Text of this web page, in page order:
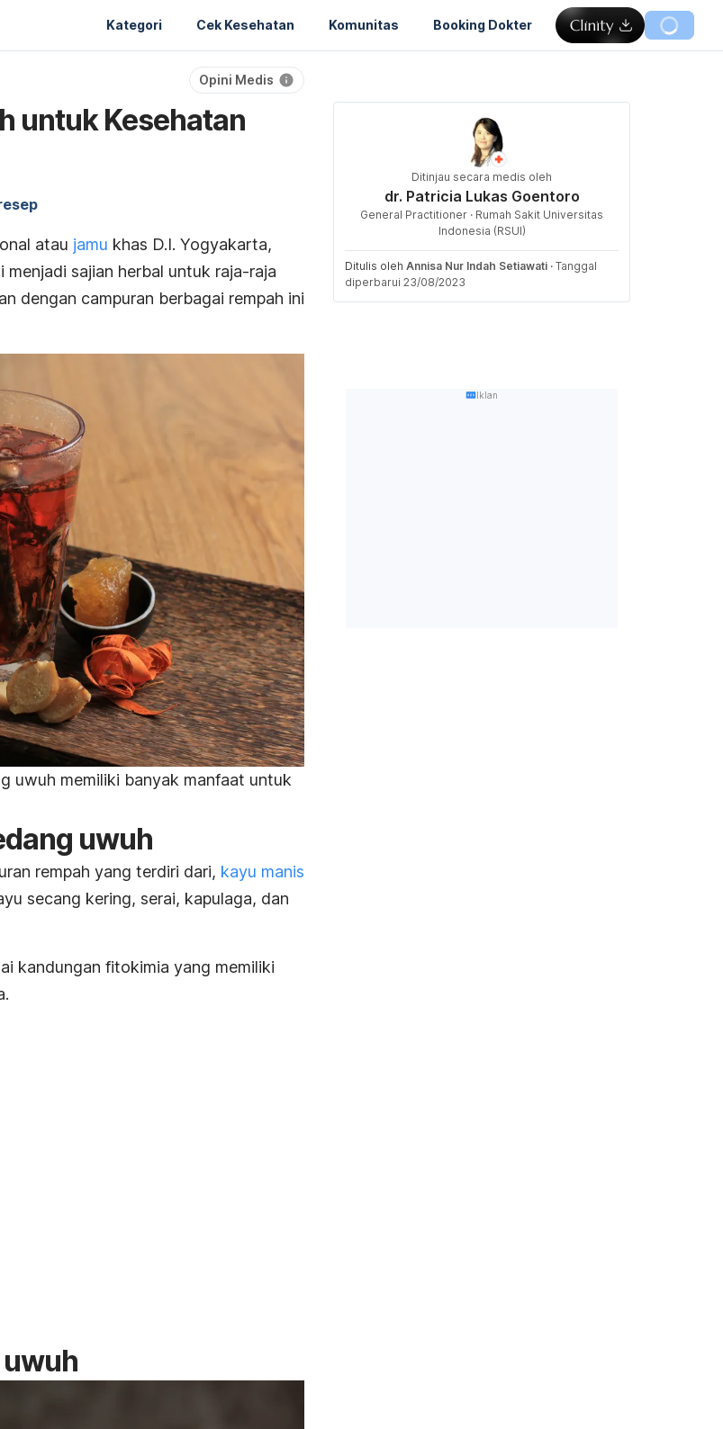
Kategori Cek Kesehatan Komunitas Booking Dokter
Opini Medis
untuk Kesehatan
atau jamu khas D.I. Yogyakarta,
sajian herbal untuk raja-raja
dengan campuran berbagai rempah ini
uwuh memiliki banyak manfaat untuk
uwuh
rempah yang terdiri dari, kayu manis
secang kering, serai, kapulaga, dan
kandungan fitokimia yang memiliki
Ditinjau secara medis oleh
dr. Patricia Lukas Goentoro
General Practitioner · Rumah Sakit Universitas
Indonesia (RSUI)
Ditulis oleh Annisa Nur Indah Setiawati · Tanggal
diperbarui 23/08/2023
Iklan